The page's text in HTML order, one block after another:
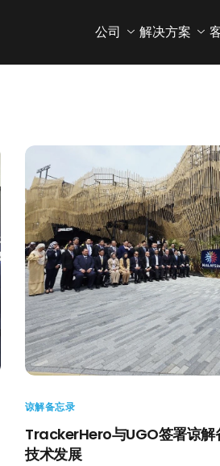
公司 解决方案
谅解备忘录
TrackerHero与UGO签署谅解
技术发展